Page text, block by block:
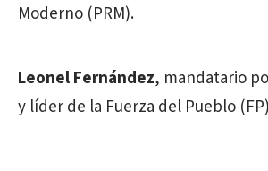
Moderno (PRM).
Leonel Fernández, mandatario
y líder de la Fuerza del Pueblo